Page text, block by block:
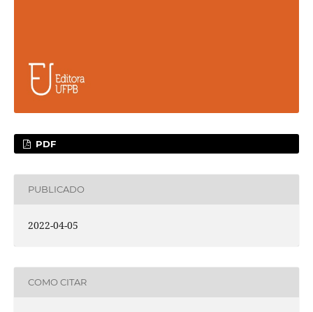
PDF
PUBLICADO
2022-04-05
COMO CITAR